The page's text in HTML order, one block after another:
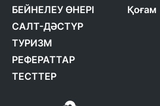
БЕЙНЕЛЕУ ӨНЕРІ
САЛТ-ДӘСТҮР
ТУРИЗМ
РЕФЕРАТТАР
ТЕСТТЕР
Қоғам